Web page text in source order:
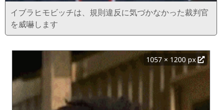
イブラヒモビッチは、規則違反に気づかなかった裁判官
を威嚇します
1057 × 1200 px